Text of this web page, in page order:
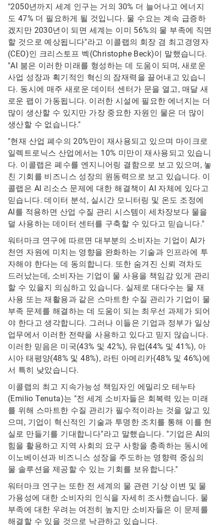
"2050년까지 세계 인구는 거의 30% 더 늘어나고 에너지
도 47% 더 필요하게 될 것입니다. 물 수요는 계속 급증하
겠지만 2030년이 되면 세계는 이미 56%의 물 부족에 직면
할 것으로 예상됩니다"라고 이콜랩의 회장 겸 최고경영자
(CEO)인 크리스토프 벡(Christophe Beck)이 말했습니다.
"AI 붐은 이러한 미래를 형성하는 데 도움이 되며, 새로운
사업 성장과 획기적인 혁신의 잠재력을 끌어내고 있습니
다. 동시에 매주 새로운 데이터 센터가 문을 열고, 매달 새
로운 팹이 가동됩니다. 이러한 시설에 필요한 에너지는 더
많이 생산할 수 있지만 가장 중요한 자원인 물은 더 많이
생산할 수 없습니다."
"현재 산업 폐수의 20%만이 재사용되고 있으며 마이크로
일렉트로닉스 산업에서는 10% 미만이 재사용되고 있습니
다. 이콜랩은 폐수를 엔지니어링 결함으로 보고 있으며, 놓
친 기회를 비즈니스 성장의 원동력으로 보고 있습니다. 이
콜랩은 AI 리소스 문제에 대한 해결책이 AI 자체에 있다고
믿습니다. 데이터 분석, 실시간 모니터링 및 온도 조정에
AI를 적용하면 산업 수질 관리 시스템이 세차장보다 물을
덜 사용하는 데이터 센터를 구축할 수 있다고 믿습니다."
워터마크 연구에 따르면 대부분의 소비자는 기업이 AI가
천연 자원에 미치는 영향을 완화하는 기술과 인프라에 투
자해야 한다는 데 동의합니다. 또한 숨겨진 신뢰 격차도
드러났는데, 소비자는 기업이 물 사용을 책임감 있게 관리
할 수 있을지 의심하고 있습니다. 실제로 대다수는 물 재
사용 또는 재활용과 같은 스마트한 수질 관리가 기업이 물
부족 문제를 해결하는 데 도움이 되는 최우선 과제가 되어
야 한다고 생각합니다. 그러나 이들은 기업과 정부가 일상
업무에서 이러한 전략을 사용하고 있다고 믿지 않습니다.
이러한 믿음은 미국(43% 및 42%), 유럽(44% 및 41%), 아
시아 태평양(48% 및 48%), 라틴 아메리카(48% 및 46%)에
서 특히 낮았습니다.
이콜랩의 최고 지속가능성 책임자인 에밀리오 테누타
(Emilio Tenuta)는 "전 세계 소비자들은 회복력 있는 미래
를 위해 스마트한 수질 관리가 필수적이라는 것을 알고 있
으며, 기업이 혁신적인 기술과 투명한 조치를 통해 이를 현
실로 만들기를 기대합니다"라고 말했습니다. "기업은 AI의
힘을 활용하고 지역 사회의 요구 사항을 충족하는 동시에
이노베이션과 비즈니스 성장을 주도하는 영향력 중심의
물 솔루션을 제공할 수 있는 기회를 보유합니다."
워터마크 연구는 또한 전 세계의 물 관련 기상 이변 및 물
가용성에 대한 소비자의 인식을 자세히 조사했습니다. 물
부족에 대한 우려는 여전히 높지만 소비자들은 이 문제를
해결할 수 있을 것으로 낙관하고 있습니다.